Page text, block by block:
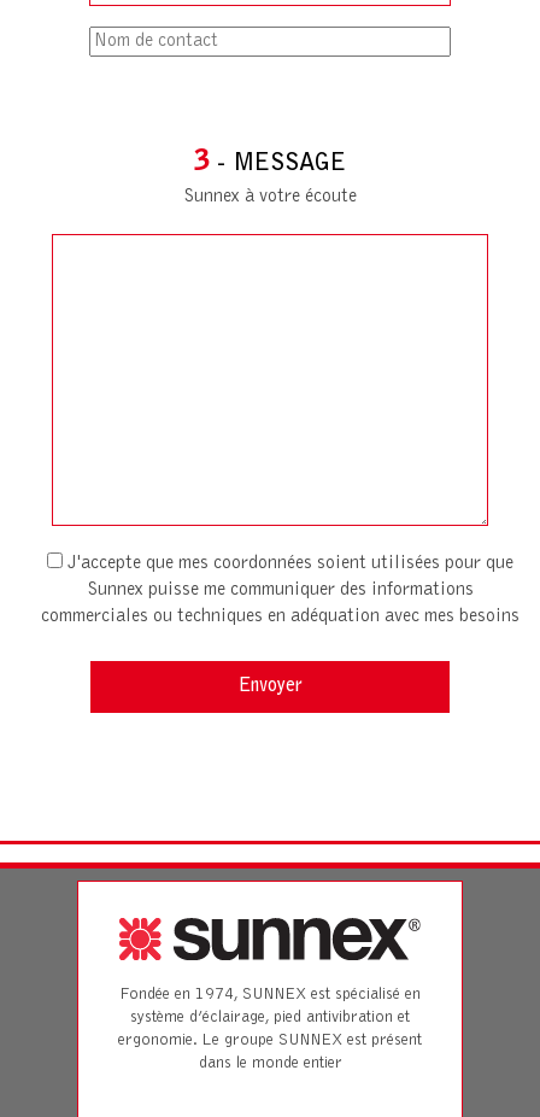
3 - MESSAGE
Sunnex à votre écoute
J'accepte que mes coordonnées soient utilisées pour que
Sunnex puisse me communiquer des informations
commerciales ou techniques en adéquation avec mes besoins
Fondée en 1974, SUNNEX est spécialisé en
système d’éclairage, pied antivibration et
ergonomie. Le groupe SUNNEX est présent
dans le monde entier